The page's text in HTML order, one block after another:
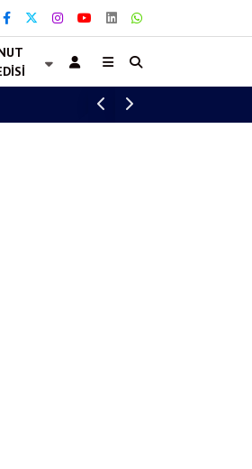
Akaryakıt Fiyatları 6 Ağustos 2026 Kaç